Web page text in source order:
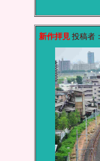
新作拝見投稿者：